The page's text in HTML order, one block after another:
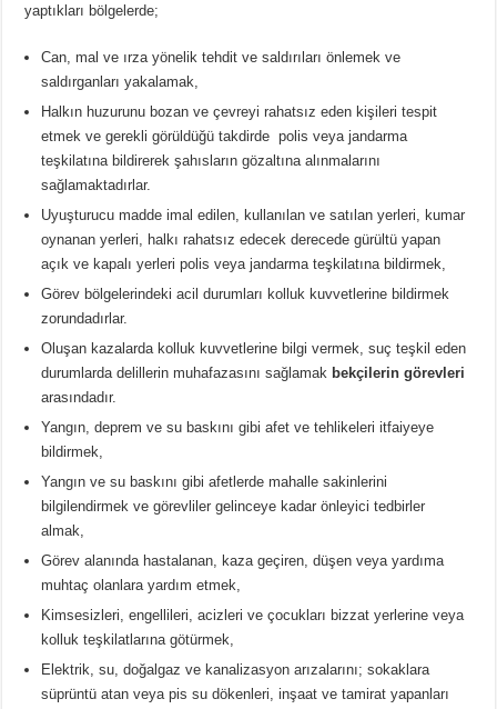
yaptıkları bölgelerde;
Can, mal ve ırza yönelik tehdit ve saldırıları önlemek ve
saldırganları yakalamak,
Halkın huzurunu bozan ve çevreyi rahatsız eden kişileri tespit
etmek ve gerekli görüldüğü takdirde polis veya jandarma
teşkilatına bildirerek şahısların gözaltına alınmalarını
sağlamaktadırlar.
Uyuşturucu madde imal edilen, kullanılan ve satılan yerleri, kumar
oynanan yerleri, halkı rahatsız edecek derecede gürültü yapan
açık ve kapalı yerleri polis veya jandarma teşkilatına bildirmek,
Görev bölgelerindeki acil durumları kolluk kuvvetlerine bildirmek
zorundadırlar.
Oluşan kazalarda kolluk kuvvetlerine bilgi vermek, suç teşkil eden
durumlarda delillerin muhafazasını sağlamak bekçilerin görevleri
arasındadır.
Yangın, deprem ve su baskını gibi afet ve tehlikeleri itfaiyeye
bildirmek,
Yangın ve su baskını gibi afetlerde mahalle sakinlerini
bilgilendirmek ve görevliler gelinceye kadar önleyici tedbirler
almak,
Görev alanında hastalanan, kaza geçiren, düşen veya yardıma
muhtaç olanlara yardım etmek,
Kimsesizleri, engellileri, acizleri ve çocukları bizzat yerlerine veya
kolluk teşkilatlarına götürmek,
Elektrik, su, doğalgaz ve kanalizasyon arızalarını; sokaklara
süprüntü atan veya pis su dökenleri, inşaat ve tamirat yapanları